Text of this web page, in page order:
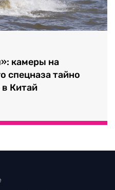
камеры на
спецназа тайно
Китай